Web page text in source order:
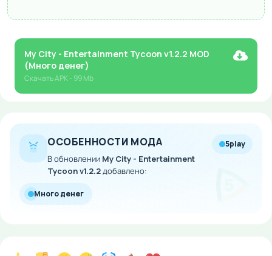
My City - Entertainment Tycoon v1.2.2 MOD
(Много денег)
СкачатьAPK- 99 Mb
ОСОБЕННОСТИ МОДА
В обновлении My City - Entertainment
Tycoon v1.2.2добавлено:
5play
Много денег